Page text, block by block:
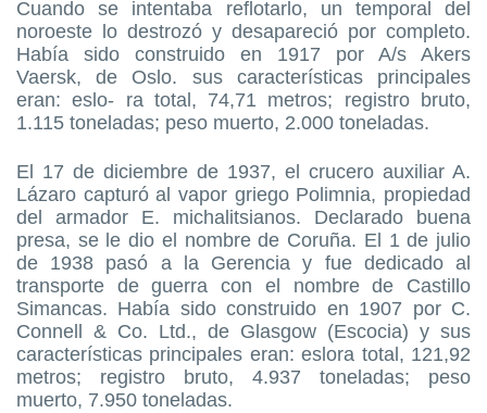
Cuando se intentaba reflotarlo, un temporal del
noroeste lo destrozó y desapareció por completo.
Había sido construido en 1917 por A/s Akers
Vaersk, de Oslo. sus características principales
eran: eslo- ra total, 74,71 metros; registro bruto,
1.115 toneladas; peso muerto, 2.000 toneladas.
El 17 de diciembre de 1937, el crucero auxiliar A.
Lázaro capturó al vapor griego Polimnia, propiedad
del armador E. michalitsianos. Declarado buena
presa, se le dio el nombre de Coruña. El 1 de julio
de 1938 pasó a la Gerencia y fue dedicado al
transporte de guerra con el nombre de Castillo
Simancas. Había sido construido en 1907 por C.
Connell & Co. Ltd., de Glasgow (Escocia) y sus
características principales eran: eslora total, 121,92
metros; registro bruto, 4.937 toneladas; peso
muerto, 7.950 toneladas.